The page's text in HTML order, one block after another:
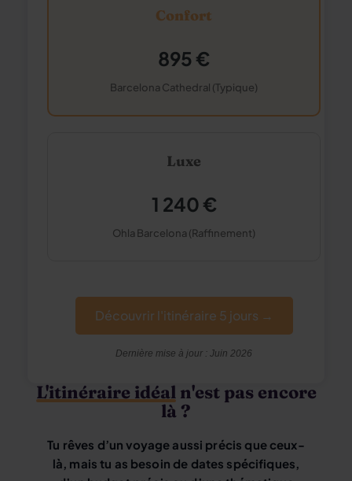
Confort
895 €
Barcelona Cathedral (Typique)
Luxe
1 240 €
Ohla Barcelona (Raffinement)
Découvrir l'itinéraire 5 jours →
Dernière mise à jour : Juin 2026
L'itinéraire idéaln'est pas encore
là ?
Tu rêves d’un voyage aussi précis que ceux-
là, mais tu as besoin de dates spécifiques,